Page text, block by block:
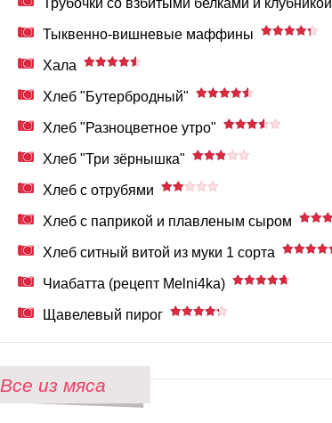
Трубочки со взбитыми белками и клубникой
Тыквенно-вишневые маффины
Хала
Хлеб "Бутербродный"
Хлеб "Разноцветное утро"
Хлеб "Три зёрнышка"
Хлеб с отрубями
Хлеб с паприкой и плавленым сыром
Хлеб ситный витой из муки 1 сорта
Чиабатта (рецепт Melni4ka)
Щавелевый пирог
Все из мяса